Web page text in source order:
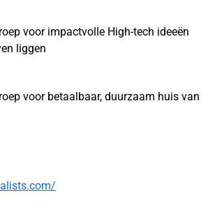
voor impactvolle High-tech ideeën
liggen
voor betaalbaar, duurzaam huis van